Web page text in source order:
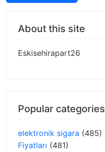
About this site
Eskisehirapart26
Popular categories
elektronik sigara (485)
Fiyatları (481)